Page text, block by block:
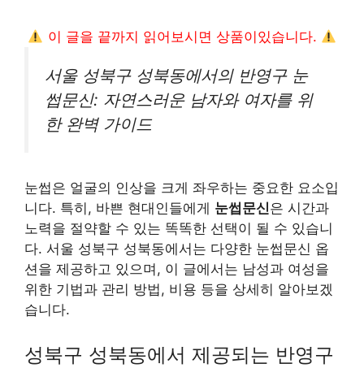
이 글을 끝까지 읽어보시면 상품이있습니다.
서울 성북구 성북동에서의 반영구 눈
썹문신: 자연스러운 남자와 여자를 위
한 완벽 가이드
눈썹은 얼굴의 인상을 크게 좌우하는 중요한 요소입
니다. 특히, 바쁜 현대인들에게 눈썹문신은 시간과
노력을 절약할 수 있는 똑똑한 선택이 될 수 있습니
다. 서울 성북구 성북동에서는 다양한 눈썹문신 옵
션을 제공하고 있으며, 이 글에서는 남성과 여성을
위한 기법과 관리 방법, 비용 등을 상세히 알아보겠
습니다.
성북구 성북동에서 제공되는 반영구